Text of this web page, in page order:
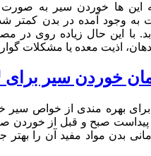
این ها خوردن سیر به
به وجود آمده در بدن کمتر
با این حال زیاده روی
اذیت معده یا مشکلات
خوردن سیر برای
برای بهره مندی از خواص سیر
صبح و قبل از خوردن
بدن مواد مفید آن را